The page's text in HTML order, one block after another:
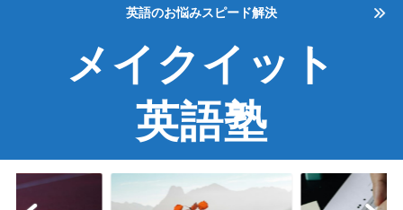
英語のお悩みスピード解決
メイクイット
英語塾